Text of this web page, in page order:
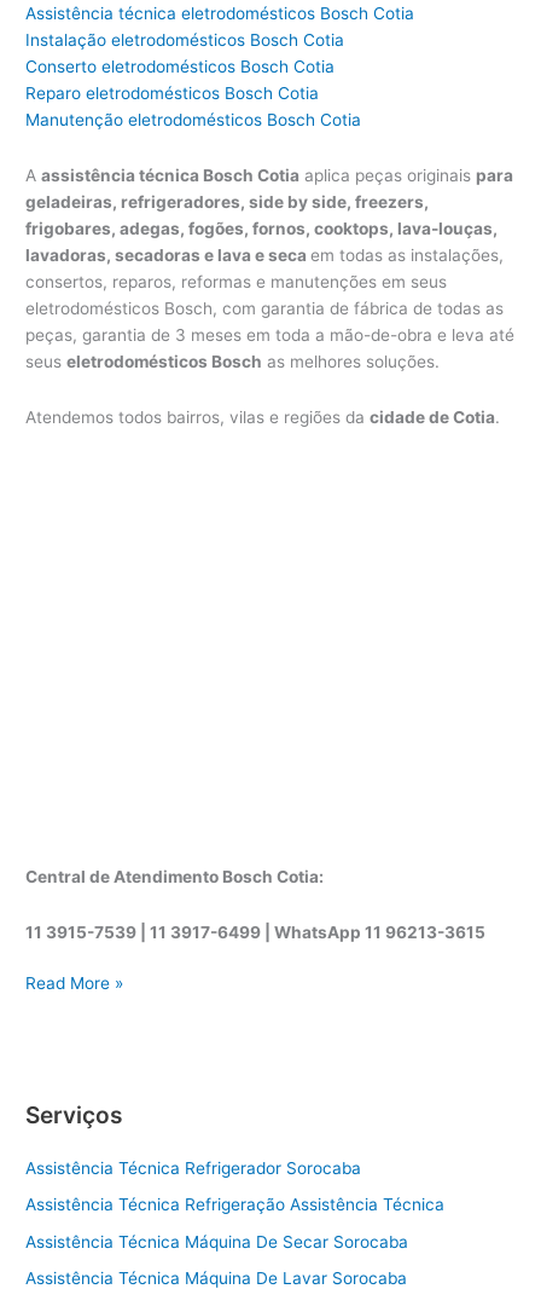
Assistência técnica eletrodomésticos Bosch Cotia
Instalação eletrodomésticos Bosch Cotia
Conserto eletrodomésticos Bosch Cotia
Reparo eletrodomésticos Bosch Cotia
Manutenção eletrodomésticos Bosch Cotia
Aassistência técnica Bosch Cotia aplica peças originais para
geladeiras, refrigeradores, side by side, freezers,
frigobares, adegas, fogões, fornos, cooktops, lava-louças,
lavadoras, secadoras e lava e secaem todas as instalações,
consertos, reparos, reformas e manutenções em seus
eletrodomésticos Bosch, com garantia de fábrica de todas as
peças, garantia de 3 meses em toda a mão-de-obra e leva até
seuseletrodomésticos Bosch as melhores soluções.
Atendemos todos bairros, vilas e regiões dacidade de Cotia.
Central de Atendimento Bosch Cotia:
11 3915-7539 | 11 3917-6499 |WhatsApp11 96213-3615
A
t
n
c
a
t
Read More »
Serviços
Assistência Técnica Refrigerador Sorocaba
Assistência Técnica Refrigeração Assistência Técnica
Assistência Técnica Máquina De Secar Sorocaba
Assistência Técnica Máquina De Lavar Sorocaba